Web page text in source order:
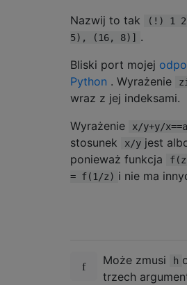
Nazwij to tak
(!) 1
5), (16, 8)]
.
Bliski port mojej
Python . Wyrażenie
wraz z jej indeksami.
Wyrażenie
x/y+y/
stosunek
x/y jest
ponieważ funkcja
= f(1/z) i nie ma
Może zmusi h
trzech